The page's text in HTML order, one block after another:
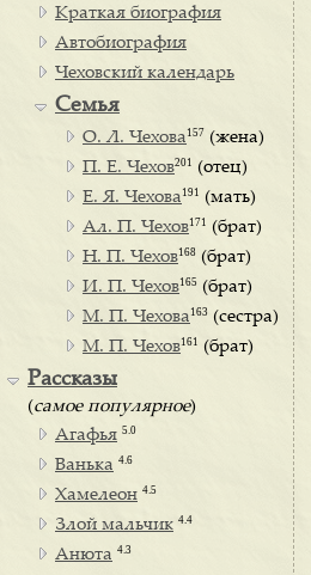
Краткая биография
Автобиография
Чеховский календарь
Семья
О. Л. Чехова 157 (жена)
П. Е. Чехов201 (отец)
Е. Я. Чехова 191 (мать)
Ал. П. Чехов171 (брат)
Н. П. Чехов168 (брат)
И. П. Чехов165 (брат)
М. П. Чехова 163 (сестра)
М. П. Чехов161 (брат)
Рассказы
(самое популярное)
Агафья 5.0
Ванька 4.6
Хамелеон 4.5
Злой мальчик 4.4
Анюта 4.3